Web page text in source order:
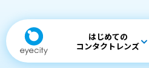
はじめての
コンタクトレンズ